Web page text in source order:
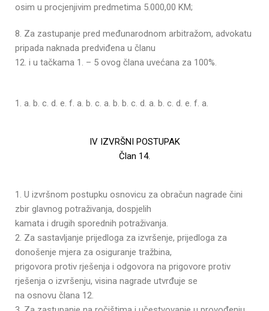
osim u procjenjivim predmetima 5.000,00 KM;
8. Za zastupanje pred međunarodnom arbitražom, advokatu
pripada naknada predviđena u članu
12. i u tačkama 1. – 5 ovog člana uvećana za 100%.
1. a. b. c. d. e. f. a. b. c. a. b. b. c. d. a. b. c. d. e. f. a.
IV IZVRŠNI POSTUPAK
Član 14.
1. U izvršnom postupku osnovicu za obračun nagrade čini
zbir glavnog potraživanja, dospjelih
kamata i drugih sporednih potraživanja.
2. Za sastavljanje prijedloga za izvršenje, prijedloga za
donošenje mjera za osiguranje tražbina,
prigovora protiv rješenja i odgovora na prigovore protiv
rješenja o izvršenju, visina nagrade utvrđuje se
na osnovu člana 12.